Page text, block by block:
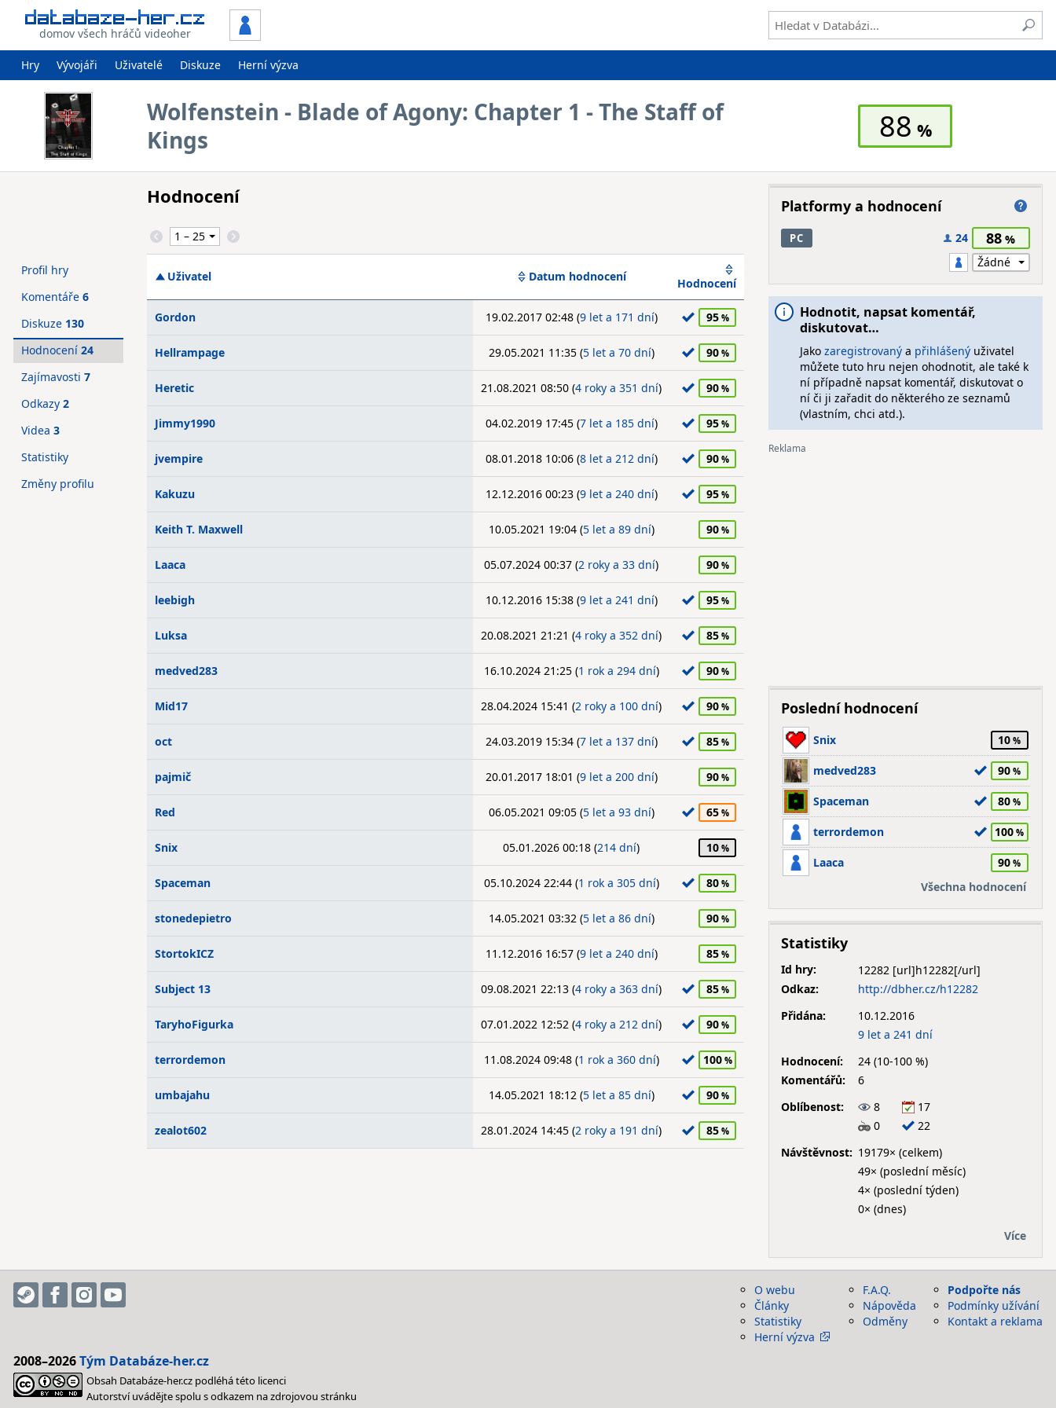
domov všech hráčů videoher
Hry Vývojáři Uživatelé Diskuze Herní výzva
Wolfenstein - Blade of Agony: Chapter 1 - The Staff of
Kings
88
Hodnocení
Uživatel Datum hodnocení Hodnocení
Gordon 19.02.2017 02:48 (9 let a 171 dní) 95
Hellrampage 29.05.2021 11:35 (5 let a 70 dní) 90
Heretic 21.08.2021 08:50 (4 roky a 351 dní) 90
Jimmy1990 04.02.2019 17:45 (7 let a 185 dní) 95
jvempire 08.01.2018 10:06 (8 let a 212 dní) 90
Kakuzu 12.12.2016 00:23 (9 let a 240 dní) 95
Keith T. Maxwell 10.05.2021 19:04 (5 let a 89 dní) 90
Laaca 05.07.2024 00:37 (2 roky a 33 dní) 90
leebigh 10.12.2016 15:38 (9 let a 241 dní) 95
Luksa 20.08.2021 21:21 (4 roky a 352 dní) 85
medved283 16.10.2024 21:25 (1 rok a 294 dní) 90
Mid17 28.04.2024 15:41 (2 roky a 100 dní) 90
oct 24.03.2019 15:34 (7 let a 137 dní) 85
pajmič 20.01.2017 18:01 (9 let a 200 dní) 90
Red 06.05.2021 09:05 (5 let a 93 dní) 65
Snix 05.01.2026 00:18 (214 dní) 10
Spaceman 05.10.2024 22:44 (1 rok a 305 dní) 80
stonedepietro 14.05.2021 03:32 (5 let a 86 dní) 90
StortokICZ 11.12.2016 16:57 (9 let a 240 dní) 85
Subject 13 09.08.2021 22:13 (4 roky a 363 dní) 85
TaryhoFigurka 07.01.2022 12:52 (4 roky a 212 dní) 90
terrordemon 11.08.2024 09:48 (1 rok a 360 dní) 100
umbajahu 14.05.2021 18:12 (5 let a 85 dní) 90
zealot602 28.01.2024 14:45 (2 roky a 191 dní) 85
Profil hry
Komentáře 6
Diskuze 130
Hodnocení 24
Zajímavosti 7
Odkazy 2
Videa 3
Statistiky
Změny profilu
Platformy a hodnocení
PC 24 88
Hodnotit, napsat komentář,
diskutovat…
Jako zaregistrovanýa přihlášenýuživatel
můžete tuto hru nejen ohodnotit, ale také k
ní případně napsat komentář, diskutovat o
ní či ji zařadit do některého ze seznamů
(vlastním, chci atd.).
Poslední hodnocení
Snix 10
medved283 90
Spaceman 80
terrordemon 100
Laaca
90
Všechna hodnocení
Statistiky
Id hry:
12282
Odkaz:
http://dbher.cz/h12282
Přidána:
10.12.2016
9 let a 241 dní
Hodnocení:
24 (10-100 %)
Komentářů:
6
Oblíbenost:
8
17
0
22
Návštěvnost: 19179× (celkem)
49× (poslední měsíc)
4× (poslední týden)
0× (dnes)
Více
O webu
Články
Statistiky
Herní výzva
F.A.Q.
Nápověda
Odměny
Podpořte nás
Podmínky užívání
Kontakt a reklama
2008–2026Tým Databáze-her.cz
Obsah Databáze-her.cz podléhá této licenci
Autorství uvádějte spolu s odkazem na zdrojovou stránku